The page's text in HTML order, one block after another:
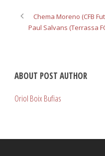
Chema Moreno (CFB
Paul Salvans (Terrassa
ABOUT POST AUTHOR
Oriol Boix Bufias